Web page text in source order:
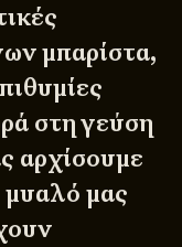
μπαρίστα,
στη γεύση
αρχίσουμε
μυαλό μας